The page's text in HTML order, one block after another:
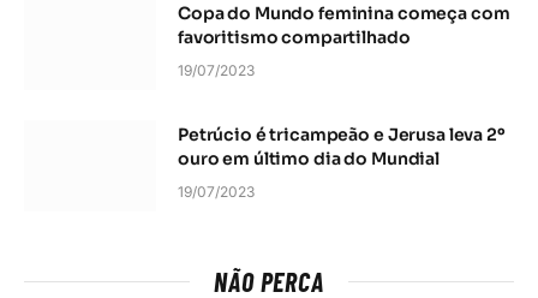
Copa do Mundo feminina começa com
favoritismo compartilhado
19/07/2023
Petrúcio é tricampeão e Jerusa leva 2º
ouro em último dia do Mundial
19/07/2023
NÃO PERCA